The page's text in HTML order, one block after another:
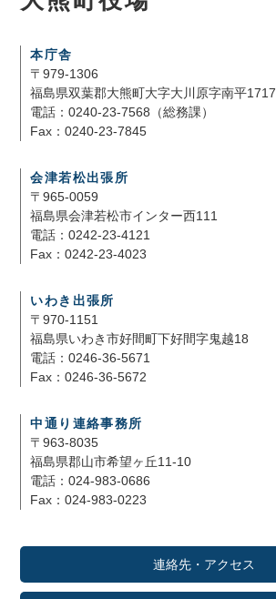
本庁舎
〒979-1306
福島県双葉郡大熊町大字大川原字南平1717
電話：0240-23-7568（総務課）
Fax：0240-23-7845
会津若松出張所
〒965-0059
福島県会津若松市インター西111
電話：0242-23-4121
Fax：0242-23-4023
いわき出張所
〒970-1151
福島県いわき市好間町下好間字鬼越18
電話：0246-36-5671
Fax：0246-36-5672
中通り連絡事務所
〒963-8035
福島県郡山市希望ヶ丘11-10
電話：024-983-0686
Fax：024-983-0223
連絡先・アクセス